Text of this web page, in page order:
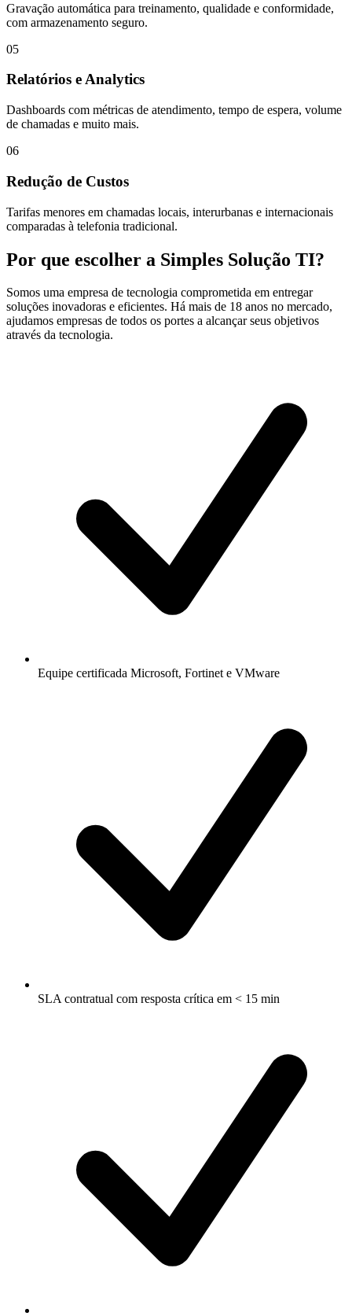
Gravação automática para treinamento, qualidade e conformidade,
com armazenamento seguro.
05
Relatórios e Analytics
Dashboards com métricas de atendimento, tempo de espera, volume
de chamadas e muito mais.
06
Redução de Custos
Tarifas menores em chamadas locais, interurbanas e internacionais
comparadas à telefonia tradicional.
Por que escolher a Simples Solução TI?
Somos uma empresa de tecnologia comprometida em entregar
soluções inovadoras e eficientes. Há mais de 18 anos no mercado,
ajudamos empresas de todos os portes a alcançar seus objetivos
através da tecnologia.
Equipe certificada Microsoft, Fortinet e VMware
SLA contratual com resposta crítica em < 15 min